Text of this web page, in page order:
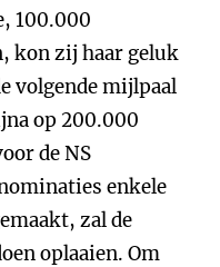
100.000
kon zij haar geluk
volgende mijlpaal
op 200.000
de NS
enkele
zal de
oplaaien. Om